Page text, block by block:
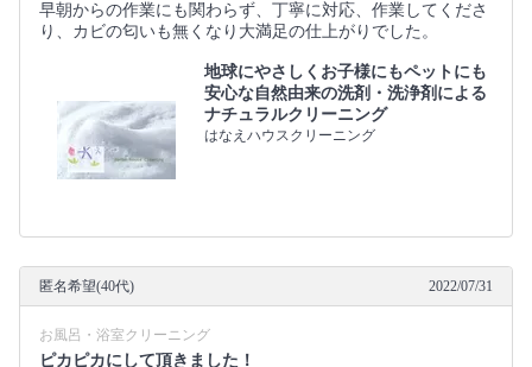
早朝からの作業にも関わらず、丁寧に対応、作業してくださ
り、カビの匂いも無くなり大満足の仕上がりでした。
地球にやさしくお子様にもペットにも
安心な自然由来の洗剤・洗浄剤による
ナチュラルクリーニング
はなえハウスクリーニング
匿名希望(40代) 2022/07/31
お風呂・浴室クリーニング
ピカピカにして頂きました！